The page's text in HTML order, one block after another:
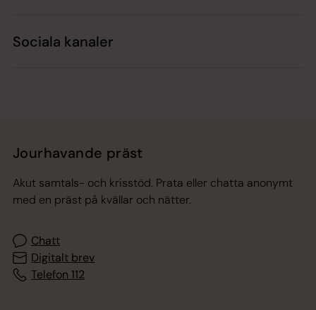
Sociala kanaler
Jourhavande präst
Akut samtals- och krisstöd. Prata eller chatta anonymt
med en präst på kvällar och nätter.
Chatt
Digitalt brev
Telefon 112